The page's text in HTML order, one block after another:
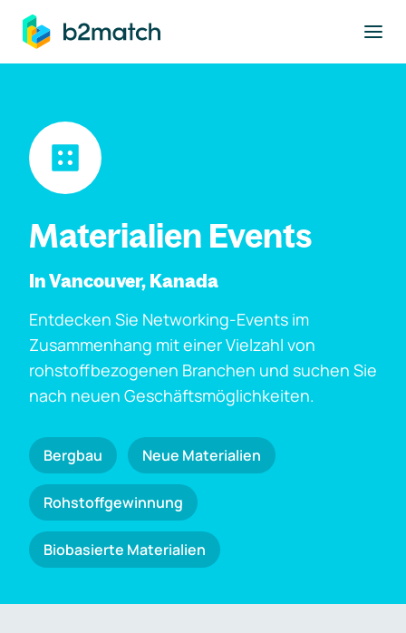
springen
Materialien Events
In Vancouver, Kanada
Entdecken Sie Networking-Events im
Zusammenhang mit einer Vielzahl von
rohstoffbezogenen Branchen und suchen Sie
nach neuen Geschäftsmöglichkeiten.
Bergbau Neue Materialien
Rohstoffgewinnung
Biobasierte Materialien